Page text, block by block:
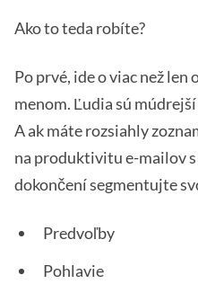
Ako to teda robíte?
Po prvé, ide o viac než
menom. Ľudia sú
A ak máte rozsiahly
na produktivitu e-mailov
dokončení segmentujte
Predvoľby
Pohlavie